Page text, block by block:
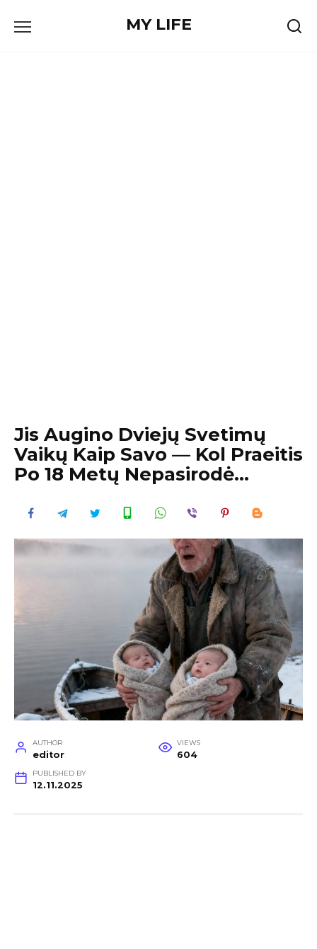
MY LIFE
Jis Augino Dviejų Svetimų
Vaikų Kaip Savo — Kol Praeitis
Po 18 Metų Nepasirodė…
AUTHOR
editor
VIEWS
604
PUBLISHED BY
12.11.2025